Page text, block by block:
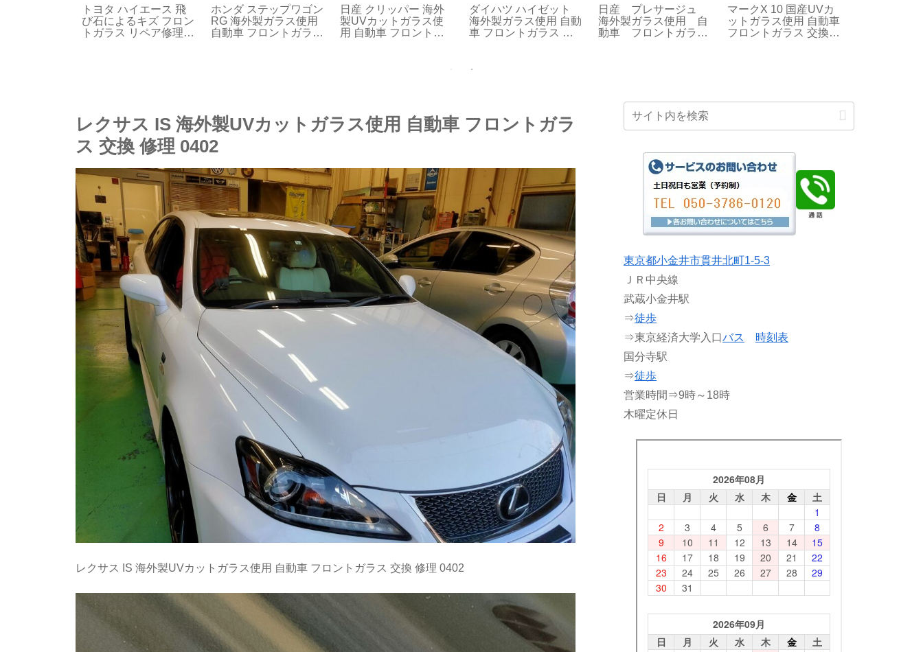
メルセデスベンツ 飛び
石によるキズ 自動車ガ
ラス リペア修理 602
マツダ タイタン 飛び
石によるヒビ 自動車
フロントガラス リペア
トヨタ ノア ヴォクシ
ー エスクァイア 80 純
正ガラス使用 自動車
フロントガラス リペア
修理 ポルシェ
トヨタ プロボックス
160 海外製ガラス使用
自動車 フロントガラス
AUDI A4 2019 フロン
トガラス 交換 しっか
りエーミング作業
レクサス IS 海外製UVカットガラス使用 自動車 フロントガラ
ス 交換 修理 0402
レクサス IS 海外製UVカットガラス使用 自動車 フロントガラス 交換 修理 0402
東京都小金井市貫井北町1-5-3
ＪＲ中央線
武蔵小金井駅
⇒徒歩
⇒東京経済大学入口バス
時刻表
国分寺駅
⇒徒歩
営業時間⇒9時～18時
木曜定休日